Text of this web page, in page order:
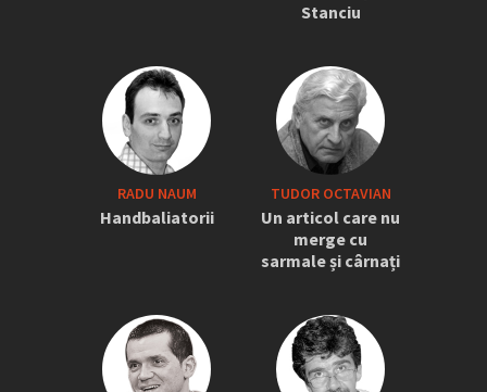
Stanciu
RADU NAUM
Handbaliatorii
TUDOR OCTAVIAN
Un articol care nu
merge cu
sarmale și cârnați